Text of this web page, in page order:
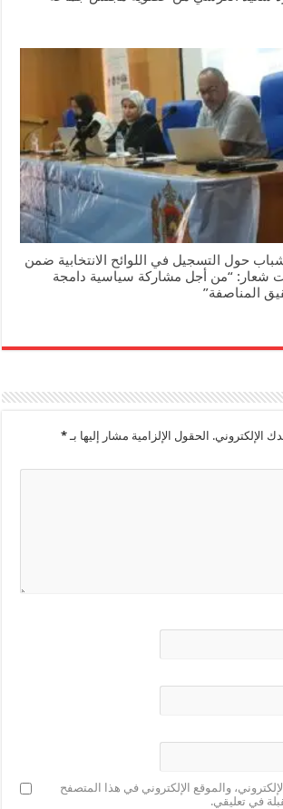
حول التسجيل في اللوائح الانتخابية ضمن
شعار: “من أجل مشاركة سياسية دامجة
المناصفة”
الإلكتروني. الحقول الإلزامية مشار إليها بـ*
والموقع الإلكتروني في هذا المتصفح
في تعليقي.